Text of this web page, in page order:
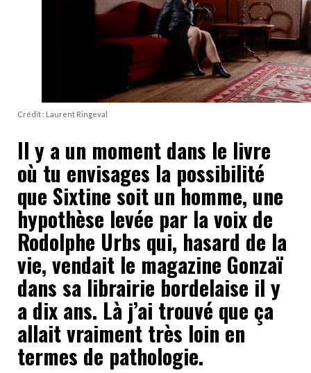
Crédit : Laurent Ringeval
Il y a un moment dans le livre
où tu envisages la possibilité
que Sixtine soit un homme, une
hypothèse levée par la voix de
Rodolphe Urbs qui, hasard de la
vie, vendait le magazine Gonzaï
dans sa librairie bordelaise il y
a dix ans. Là j’ai trouvé que ça
allait vraiment très loin en
termes de pathologie.